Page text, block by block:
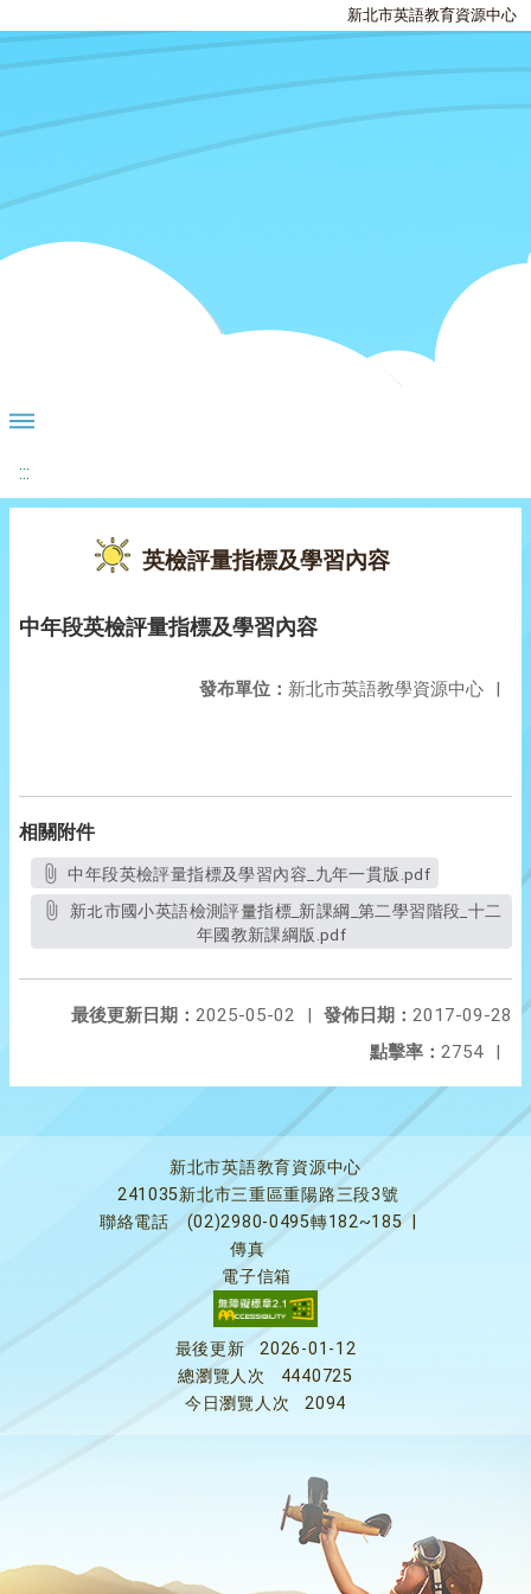
新北市英語教育資源中心
:::
英檢評量指標及學習內容
中年段英檢評量指標及學習內容
發布單位： 新北市英語教學資源中心 |
相關附件
中年段英檢評量指標及學習內容_九年一貫版.pdf
年國教新課綱版.pdf
發佈日期： 2017-09-28
最後更新日期： 2025-05-02
|
點擊率： 2754 |
新北市英語教育資源中心
241035新北市三重區重陽路三段3號
聯絡電話
(02)2980-0495轉182~185
傳真
電子信箱
最後更新
2026-01-12
總瀏覽人次
4440725
今日瀏覽人次
2094